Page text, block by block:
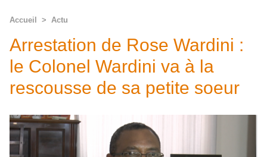
Accueil > Actu
Arrestation de Rose Wardini :
le Colonel Wardini va à la
rescousse de sa petite soeur